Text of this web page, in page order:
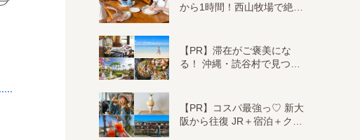
から1時間！西山牧場で絶…
【PR】滞在がご褒美にな
る！ 沖縄・読谷村で見つ…
【PR】コスパ最強っ♡ 新大
阪から往復 JR＋宿泊＋ク…